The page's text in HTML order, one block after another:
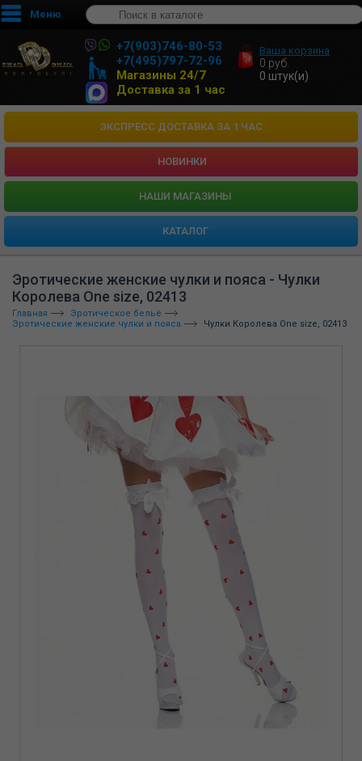
Меню
+7(903)746-80-53
+7(495)797-72-96
Магазины 24/7
Доставка за 1 час
Ваша корзина
0 руб.
0 штук(и)
ЭКСПРЕСС ДОСТАВКА ЗА 1 ЧАС
НОВИНКИ
HАШИ МАГАЗИНЫ
КАТАЛОГ
Эротические женские чулки и пояса - Чулки
Королева One size, 02413
Главная
Эротическое бельё
Эротические женские чулки и пояса
Чулки Королева One size, 02413